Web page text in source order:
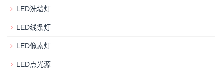
LED洗墙灯
LED线条灯
LED像素灯
LED点光源